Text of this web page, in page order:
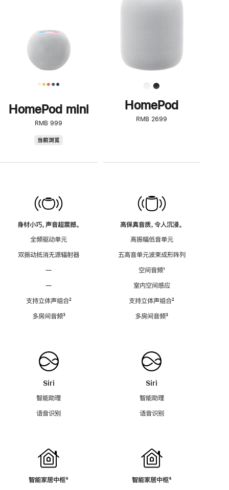
HomePod mini
RMB 999
当前浏览
身材小巧，声音超震撼。
全频驱动单元
双振动抵消无源辐射器
—
—
支持立体声组合脚
²
多房间音频脚
³
Siri
智能助理
语音识别
智能家居中枢脚
⁴
了
解
HomePod<
HomePod
RMB 2699
高保真音质，令人沉浸。
高振幅低音单元
五高音单元波束成形阵列
空间音频脚
¹
室内空间感应
支持立体声组合脚
²
多房间音频脚
³
Siri
智能助理
语音识别
智能家居中枢脚
⁴